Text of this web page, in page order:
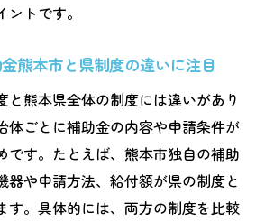
ト補助金で省エネ生活を始める
トです。
熊本市と県制度の違いに注目
と熊本県全体の制度には違いがあり
体ごとに補助金の内容や申請条件が
です。たとえば、熊本市独自の補助
器や申請方法、給付額が県の制度と
す。具体的には、両方の制度を比較